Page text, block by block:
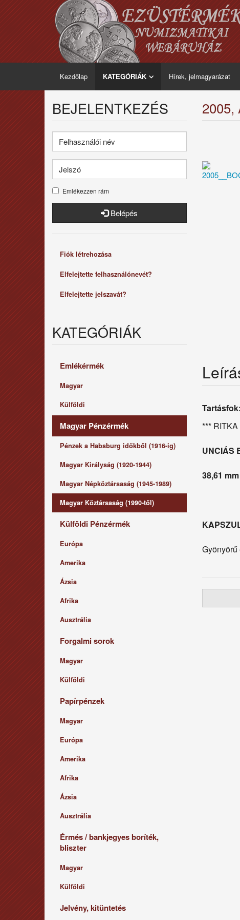
Kezdőlap KATEGÓRIÁK Hírek, jelmagyarázat
2005,
*** RITKA
UNCIÁS
38,61 mm
Gyönyörű
BEJELENTKEZÉS
Emlékezzen rám
Belépés
Fiók létrehozása
Elfelejtette felhasználónevét?
Elfelejtette jelszavát?
KATEGÓRIÁK
Emlékérmék
Magyar
Külföldi
Magyar Pénzérmék
Pénzek a Habsburg időkből (1916-ig)
Magyar Királyság (1920-1944)
Magyar Népköztársaság (1945-1989)
Magyar Köztársaság (1990-től)
Külföldi Pénzérmék
Európa
Amerika
Ázsia
Afrika
Ausztrália
Forgalmi sorok
Magyar
Külföldi
Papírpénzek
Magyar
Európa
Amerika
Afrika
Ázsia
Ausztrália
Érmés / bankjegyes boríték,
bliszter
Magyar
Külföldi
Jelvény, kitüntetés